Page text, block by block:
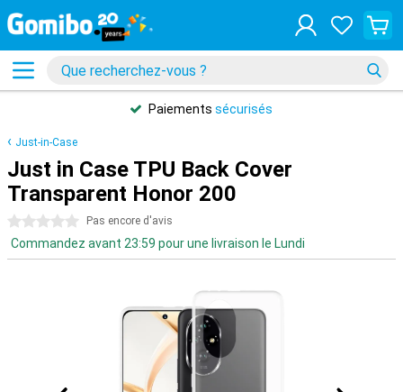
Paiements sécurisés
Just-in-Case
Just in Case TPU Back Cover
Transparent Honor 200
0 étoiles Pas encore d'avis
Commandez avant 23:59 pour une livraison le Lundi